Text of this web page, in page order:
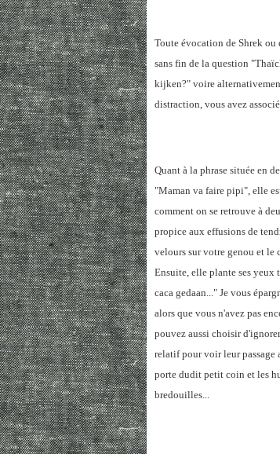
Toute évocation de Shrek
sans fin de la question
kijken?" voire
distraction, vous avez
Quant à la phrase située en
"Maman va faire pipi", elle
comment on se retrouve à
propice aux effusions de
velours sur votre genou et le
Ensuite, elle plante ses yeux
caca gedaan..." Je vous
alors que vous n'avez pas
pouvez aussi choisir
relatif pour voir leur passage
porte dudit petit coin et les
bredouilles...